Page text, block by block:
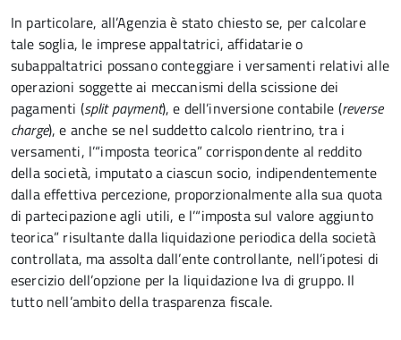
In particolare, all’Agenzia è stato chiesto se, per calcolare
tale soglia, le imprese appaltatrici, affidatarie o
subappaltatrici possano conteggiare i versamenti relativi alle
operazioni soggette ai meccanismi della scissione dei
pagamenti (split payment), e dell’inversione contabile (reverse
charge), e anche se nel suddetto calcolo rientrino, tra i
versamenti, l’“imposta teorica” corrispondente al reddito
della società, imputato a ciascun socio, indipendentemente
dalla effettiva percezione, proporzionalmente alla sua quota
di partecipazione agli utili, e l’“imposta sul valore aggiunto
teorica” risultante dalla liquidazione periodica della società
controllata, ma assolta dall’ente controllante, nell’ipotesi di
esercizio dell’opzione per la liquidazione Iva di gruppo. Il
tutto nell’ambito della trasparenza fiscale.